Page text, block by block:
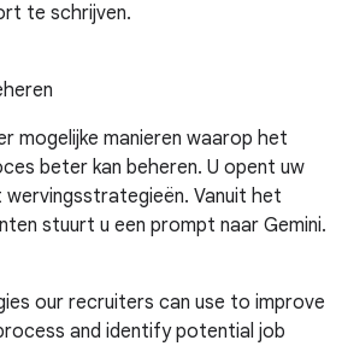
te schrijven.
mogelijke manieren waarop het
beter kan beheren. U opent uw
Vanuit het
stuurt u een prompt naar Gemini.
our recruiters can use to improve
and identify potential job